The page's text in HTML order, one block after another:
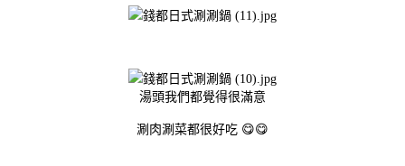
湯頭我們都覺得很滿意
涮肉涮菜都很好吃 😋😋